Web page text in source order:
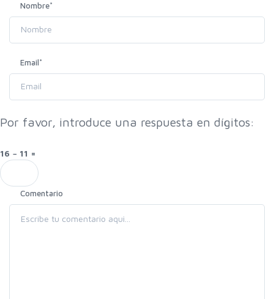
Nombre*
Email*
Por favor, introduce una respuesta en dígitos:
16 − 11 =
Comentario